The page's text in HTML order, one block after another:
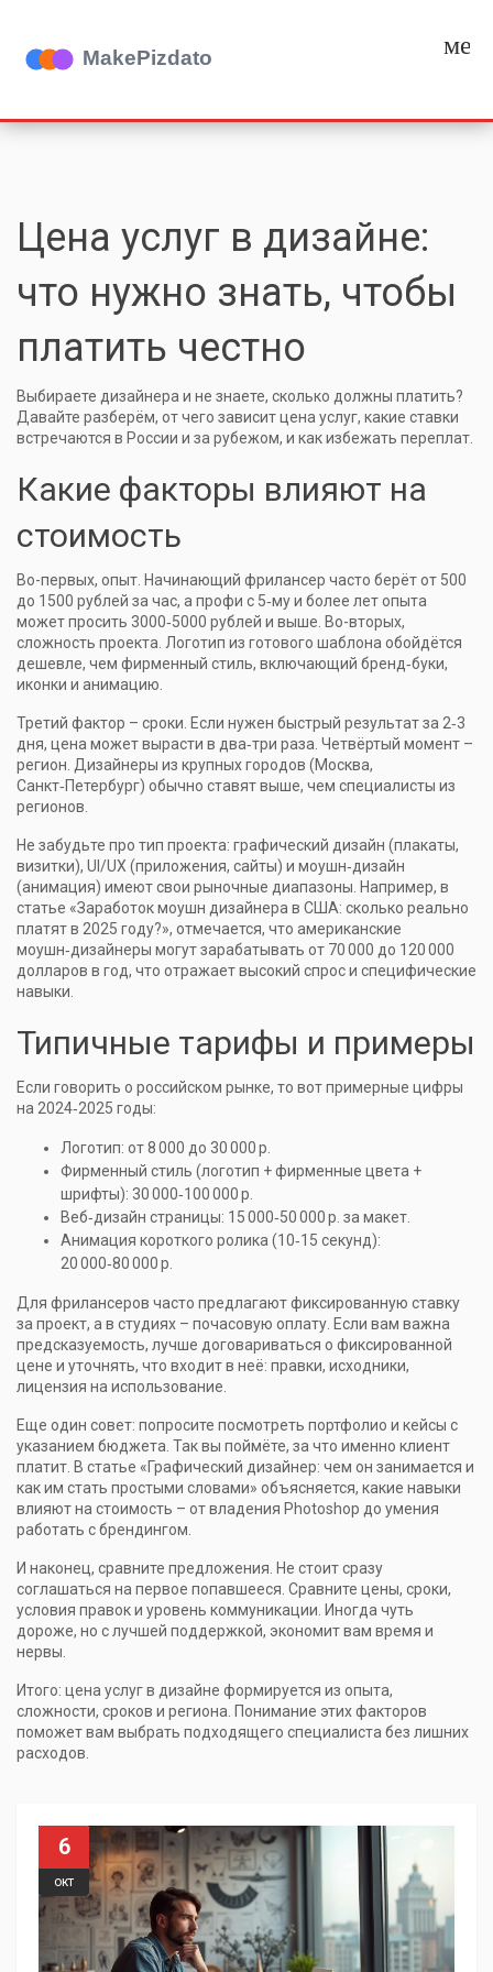
Цена услуг в дизайне:
что нужно знать, чтобы
платить честно
Выбираете дизайнера и не знаете, сколько должны платить?
Давайте разберём, от чего зависит цена услуг, какие ставки
встречаются в России и за рубежом, и как избежать переплат.
Какие факторы влияют на
стоимость
Во-первых, опыт. Начинающий фрилансер часто берёт от 500
до 1500 рублей за час, а профи с 5‑му и более лет опыта
может просить 3000‑5000 рублей и выше. Во-вторых,
сложность проекта. Логотип из готового шаблона обойдётся
дешевле, чем фирменный стиль, включающий бренд‑буки,
иконки и анимацию.
Третий фактор – сроки. Если нужен быстрый результат за 2‑3
дня, цена может вырасти в два‑три раза. Четвёртый момент –
регион. Дизайнеры из крупных городов (Москва,
Санкт‑Петербург) обычно ставят выше, чем специалисты из
регионов.
Не забудьте про тип проекта: графический дизайн (плакаты,
визитки), UI/UX (приложения, сайты) и моушн‑дизайн
(анимация) имеют свои рыночные диапазоны. Например, в
статье «Заработок моушн дизайнера в США: сколько реально
платят в 2025 году?», отмечается, что американские
моушн‑дизайнеры могут зарабатывать от 70 000 до 120 000
долларов в год, что отражает высокий спрос и специфические
навыки.
Типичные тарифы и примеры
Если говорить о российском рынке, то вот примерные цифры
на 2024‑2025 годы:
Логотип: от 8 000 до 30 000 р.
Фирменный стиль (логотип + фирменные цвета +
шрифты): 30 000‑100 000 р.
Веб‑дизайн страницы: 15 000‑50 000 р. за макет.
Анимация короткого ролика (10‑15 секунд):
20 000‑80 000 р.
Для фрилансеров часто предлагают фиксированную ставку
за проект, а в студиях – почасовую оплату. Если вам важна
предсказуемость, лучше договариваться о фиксированной
цене и уточнять, что входит в неё: правки, исходники,
лицензия на использование.
Еще один совет: попросите посмотреть портфолио и кейсы с
указанием бюджета. Так вы поймёте, за что именно клиент
платит. В статье «Графический дизайнер: чем он занимается и
как им стать простыми словами» объясняется, какие навыки
влияют на стоимость – от владения Photoshop до умения
работать с брендингом.
И наконец, сравните предложения. Не стоит сразу
соглашаться на первое попавшееся. Сравните цены, сроки,
условия правок и уровень коммуникации. Иногда чуть
дороже, но с лучшей поддержкой, экономит вам время и
нервы.
Итого: цена услуг в дизайне формируется из опыта,
сложности, сроков и региона. Понимание этих факторов
поможет вам выбрать подходящего специалиста без лишних
расходов.
6
окт